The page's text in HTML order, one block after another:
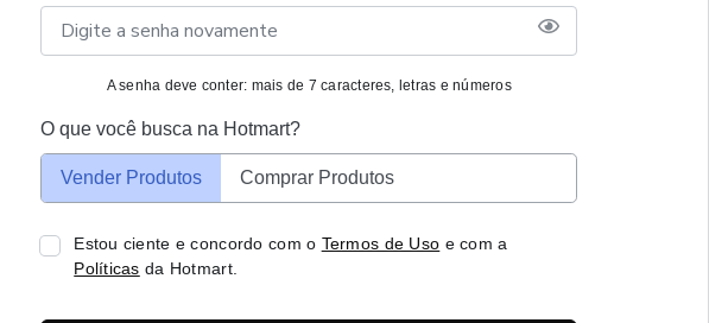
A senha deve conter: mais de 7 caracteres, letras e números
O que você busca na Hotmart?
Vender Produtos Comprar Produtos
Estou ciente e concordo com o Termos de Uso e com a
Políticas da Hotmart.